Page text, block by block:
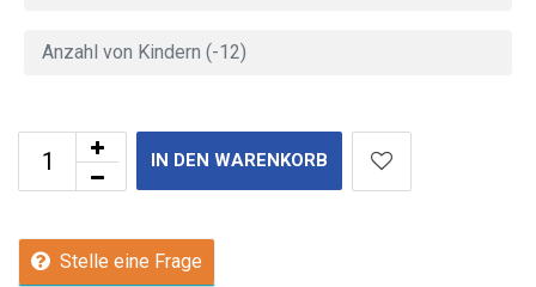
IN DEN WARENKORB
Stelle eine Frage